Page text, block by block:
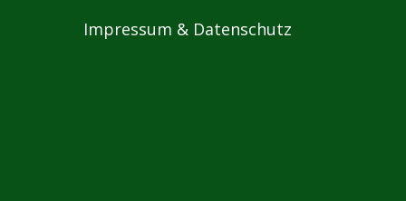
Impressum & Datenschutz